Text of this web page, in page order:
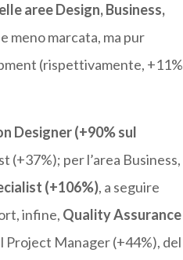
aree Design, Business,
meno marcata, ma pur
(rispettivamente, +11%
Designer (+90% sul
(+37%); per l’area Business,
(+106%), a seguire
infine, Quality Assurance
Manager (+44%), del